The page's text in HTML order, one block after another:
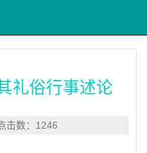
礼俗行事述论
击数：1246